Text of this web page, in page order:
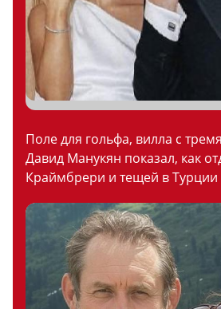
Поле для гольфа, вилла с
Давид Манукян показал, как
Краймбрери и тещей в Турции